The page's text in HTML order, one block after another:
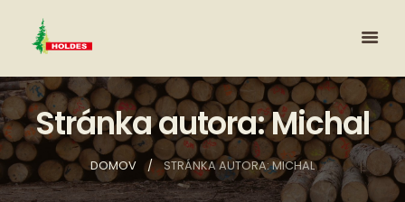
Stránka autora: Michal
DOMOV STRÁNKA AUTORA: MICHAL